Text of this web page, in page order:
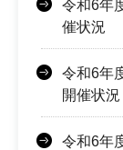
令和6年
催状況
令和6年
開催状況
令和6年